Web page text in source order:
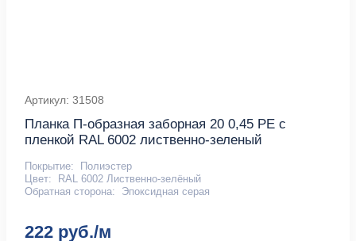
Артикул: 31508
Планка П-образная заборная 20 0,45 PE с
пленкой RAL 6002 лиственно-зеленый
Покрытие:
Полиэстер
Цвет:
RAL 6002 Лиственно-зелёный
Обратная сторона:
Эпоксидная серая
222 руб./м